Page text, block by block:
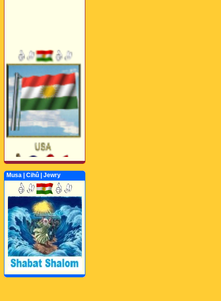
Musa | Cihû | Jewry